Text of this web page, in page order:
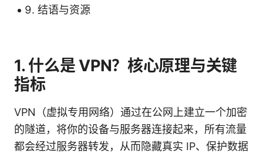
结语与资源
1. 什么是 VPN？核心原理与关键
指标
VPN（虚拟专用网络）通过在公网上建立一个加密
的隧道，将你的设备与服务器连接起来，所有流量
都会经过服务器转发，从而隐藏真实 IP、保护数据